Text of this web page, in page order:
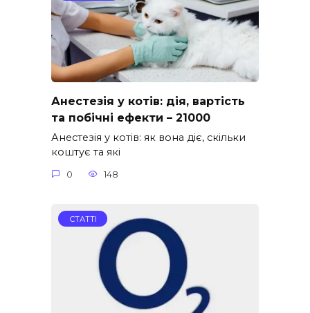
Анестезія у котів: дія, вартість
та побічні ефекти – 21000
Анестезія у котів: як вона діє, скільки
коштує та які
0 148
СТАТТІ